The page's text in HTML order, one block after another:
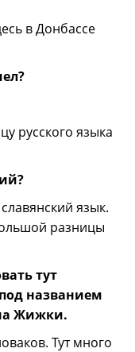
в Донбассе
русского языка
язык.
разницы
тут
названием
Жижки.
Тут много